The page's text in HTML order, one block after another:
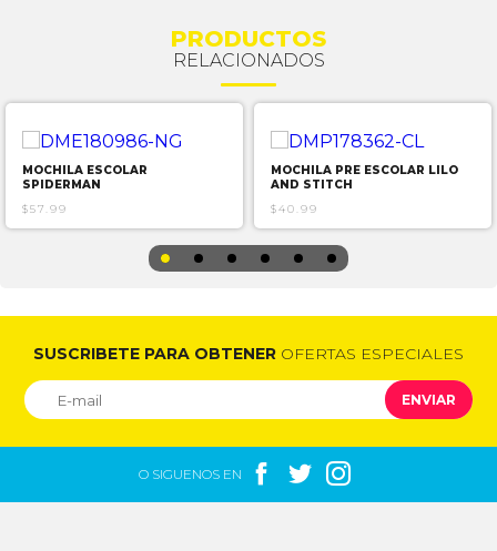
PRODUCTOS
RELACIONADOS
MOCHILA ESCOLAR
SPIDERMAN
$57.99
MOCHILA PRE ESCOLAR LILO
AND STITCH
$40.99
SUSCRIBETE PARA OBTENER OFERTAS ESPECIALES
ENVIAR
O SIGUENOS EN   